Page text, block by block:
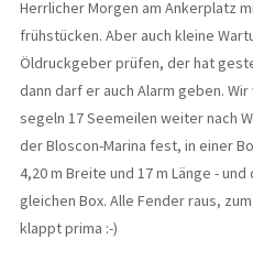
Herrlicher Morgen am Ankerplatz
frühstücken. Aber auch kleine
Öldruckgeber prüfen, der hat
dann darf er auch Alarm geben.
segeln 17 Seemeilen weiter nach
der Bloscon-Marina fest, in einer
4,20 m Breite und 17 m Länge -
gleichen Box. Alle Fender raus,
klappt prima :-)